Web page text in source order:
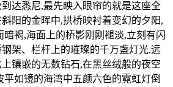
达悉尼,最先映入眼帘的就是这座全
阳的金晖中,拱桥映衬着变幻的夕阳,
褐,海面上的桥影刚刚褪淡,立刻有闪
架、栏杆上的璀璨的千万盏灯光,远
镶嵌的无数钻石,在黑丝绒般的夜空
如镜的海湾中五颜六色的霓虹灯倒